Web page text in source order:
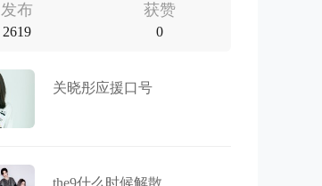
发布
2619
获赞
0
关晓彤应援口号
the9什么时候解散